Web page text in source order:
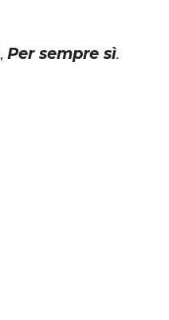
,Per sempre sì.